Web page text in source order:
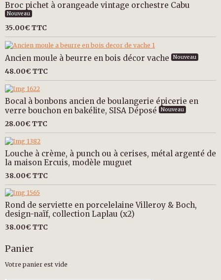
Broc pichet à orangeade vintage orchestre Cabu
Nouveau
35.00€ TTC
Ancien moule à beurre en bois décor vache Nouveau
48.00€ TTC
Bocal à bonbons ancien de boulangerie épicerie en
verre bouchon en bakélite, SISA Déposé
Nouveau
28.00€ TTC
Louche à crème, à punch ou à cerises, métal argenté de
la maison Ercuis, modèle muguet
38.00€ TTC
Rond de serviette en porcelelaine Villeroy & Boch,
design-naïf, collection Laplau (x2)
38.00€ TTC
Panier
Votre panier est vide